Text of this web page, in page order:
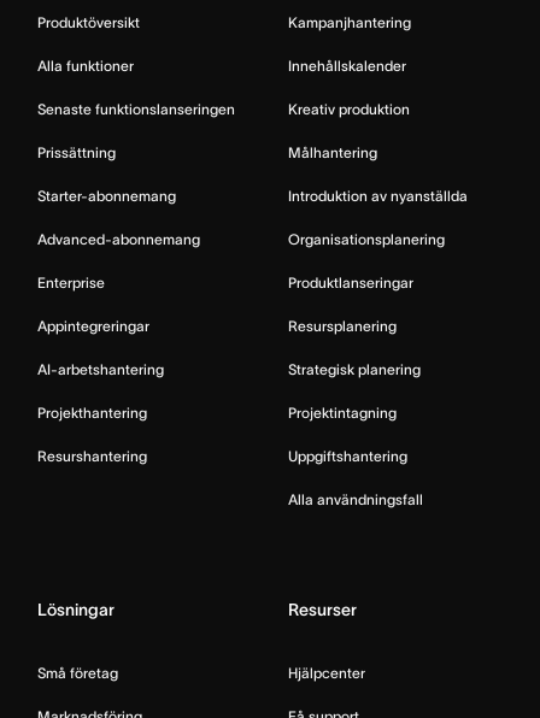
Produktöversikt
Alla funktioner
Senaste funktionslanseringen
Prissättning
Starter-abonnemang
Advanced-abonnemang
Enterprise
Appintegreringar
AI-arbetshantering
Projekthantering
Resurshantering
Kampanjhantering
Innehållskalender
Kreativ produktion
Målhantering
Introduktion av nyanställda
Organisationsplanering
Produktlanseringar
Resursplanering
Strategisk planering
Projektintagning
Uppgiftshantering
Alla användningsfall
Lösningar
Små företag
Resurser
Hjälpcenter